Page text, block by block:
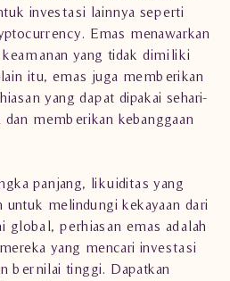
investasi lainnya seperti
Emas menawarkan
yang tidak dimiliki
itu, emas juga memberikan
yang dapat dipakai sehari-
memberikan kebanggaan
panjang, likuiditas yang
melindungi kekayaan dari
global, perhiasan emas adalah
yang mencari investasi
bernilai tinggi. Dapatkan